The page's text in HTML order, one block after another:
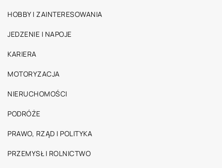
HOBBY I ZAINTERESOWANIA
JEDZENIE I NAPOJE
KARIERA
MOTORYZACJA
NIERUCHOMOŚCI
PODRÓŻE
PRAWO, RZĄD I POLITYKA
PRZEMYSŁ I ROLNICTWO